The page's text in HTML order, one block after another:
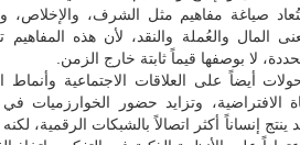
صياغة مفاهيم مثل الشرف، والإخلاص،
المال والعُملة والنقد، لأن هذه
لا بوصفها قيماً ثابتة خارج الزمن.
أيضاً على العلاقات الاجتماعية وأنماط
الافتراضية، وتزايد حضور الخوارزميات
ينتج إنساناً أكثر اتصالاً بالشبكات الرقمية،